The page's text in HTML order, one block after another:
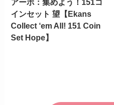
アーボ：集めよう！151コ
インセット 望【Ekans
Collect ‘em All! 151 Coin
Set Hope】